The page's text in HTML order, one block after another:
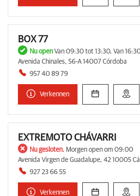
BOX 77
Nu openVan 09:30 tot 13:30, Van
Avenida Chinales, 56-A 14007 Córdoba
957 40 89 79
Verkennen
EXTREMOTO CHÁVARRI
Nu gesloten. Morgen open om 09:00
Avenida Virgen de Guadalupe, 42 10005
927 23 66 55
Verkennen